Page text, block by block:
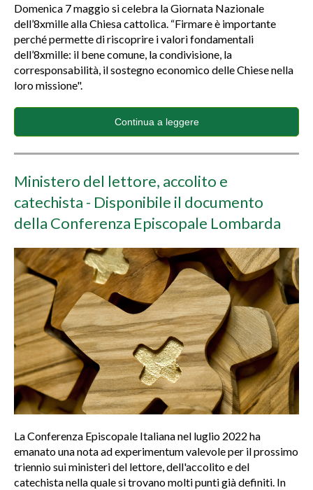
Domenica 7 maggio si celebra la Giornata Nazionale
dell’8xmille alla Chiesa cattolica. “Firmare è importante
perché permette di riscoprire i valori fondamentali
dell’8xmille: il bene comune, la condivisione, la
corresponsabilità, il sostegno economico delle Chiese nella
loro missione".
Continua a leggere
Ministero del lettore, accolito e
catechista - Disponibile il documento
della Conferenza Episcopale Lombarda
La Conferenza Episcopale Italiana nel luglio 2022 ha
emanato una nota ad experimentum valevole per il prossimo
triennio sui ministeri del lettore, dell'accolito e del
catechista nella quale si trovano molti punti già definiti. In